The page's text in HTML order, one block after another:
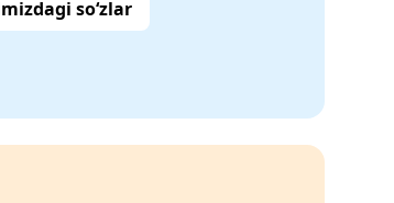
so‘zlar